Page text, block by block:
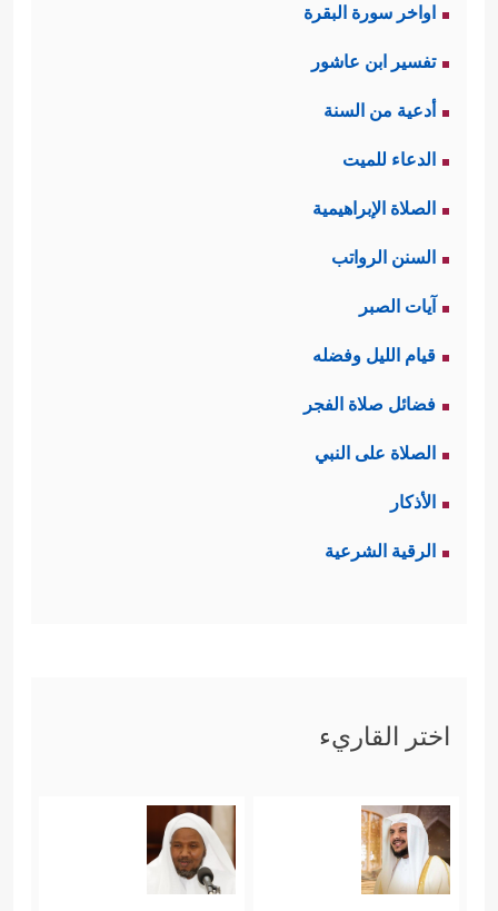
اواخر سورة البقرة
تفسير ابن عاشور
أدعية من السنة
الدعاء للميت
الصلاة الإبراهيمية
السنن الرواتب
آيات الصبر
قيام الليل وفضله
فضائل صلاة الفجر
الصلاة على النبي
الأذكار
الرقية الشرعية
اختر القاريء